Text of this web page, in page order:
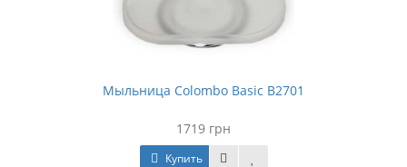
Мыльница Colombo Basic B2701
1719 грн
Купить